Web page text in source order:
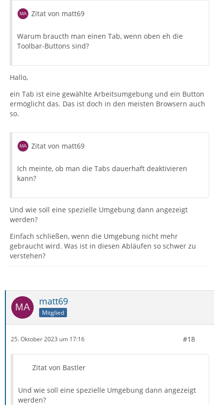
Zitat von matt69
Warum braucth man einen Tab, wenn oben eh die
Toolbar-Buttons sind?
Hallo,
ein Tab ist eine gewählte Arbeitsumgebung und ein Button
ermöglicht das. Das ist doch in den meisten Browsern auch
so.
Zitat von matt69
Ich meinte, ob man die Tabs dauerhaft deaktivieren
kann?
Und wie soll eine spezielle Umgebung dann angezeigt
werden?
Einfach schließen, wenn die Umgebung nicht mehr
gebraucht wird. Was ist in diesen Abläufen so schwer zu
verstehen?
matt69
Mitglied
25. Oktober 2023 um 17:16 #18
Zitat von Bastler
Und wie soll eine spezielle Umgebung dann angezeigt
werden?